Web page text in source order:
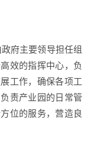
府主要领导担任组
效的指挥中心，负
工作，确保各项工
责产业园的日常管
位的服务，营造良